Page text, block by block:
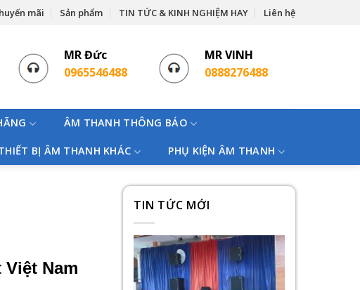
mãi Sản phẩm TIN TỨC & KINH NGHIỆM HAY Liên hệ
MR Đức
0965546488
MR VINH
0888276488
ÂM THANH THÔNG BÁO
BỊ ÂM THANH KHÁC PHỤ KIỆN ÂM THANH
Nam
TIN TỨC MỚI